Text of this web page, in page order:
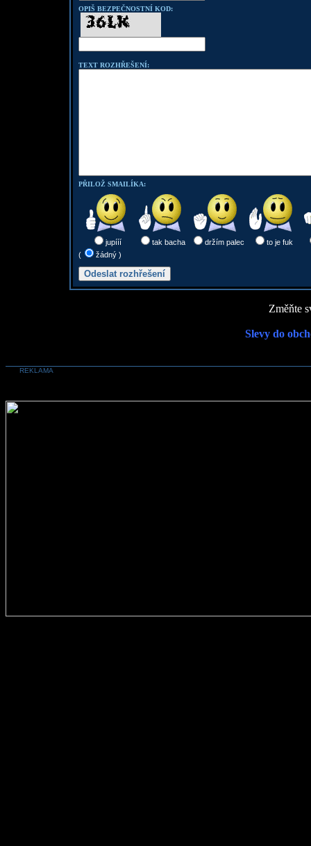
OPIŠ BEZPEČNOSTNÍ KOD:
TEXT ROZHŘEŠENÍ:
PŘILOŽ SMAILÍKA:
jupííí tak bacha držím palec
to je fuk
(
žádný )
Změňte
Slevy do
REKLAMA